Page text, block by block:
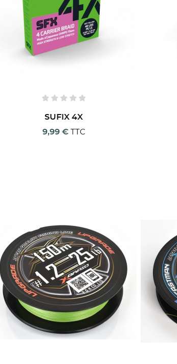
SUFIX 4X
9,99 €
TTC